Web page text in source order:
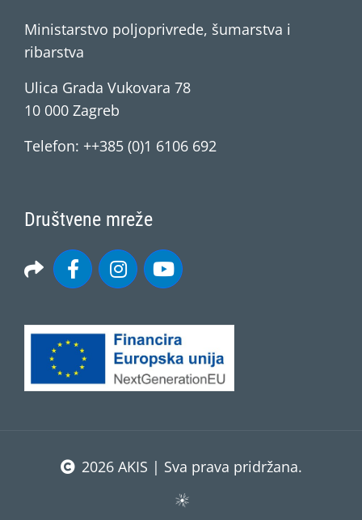
Ministarstvo poljoprivrede, šumarstva i
ribarstva
Ulica Grada Vukovara 78
10 000 Zagreb
Telefon: ++385 (0)1 6106 692
Društvene mreže
2026 AKIS | Sva prava pridržana.